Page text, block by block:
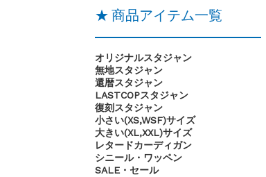
★ 商品アイテム一覧
オリジナルスタジャン
無地スタジャン
還暦スタジャン
LASTCOPスタジャン
復刻スタジャン
小さい(XS,WSF)サイズ
大きい(XL,XXL)サイズ
レタードカーディガン
シニール・ワッペン
SALE・セール